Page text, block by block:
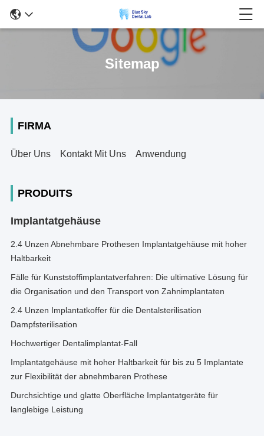
Sitemap
FIRMA
Über Uns Kontakt Mit Uns Anwendung
PRODUITS
Implantatgehäuse
2.4 Unzen Abnehmbare Prothesen Implantatgehäuse mit hoher
Haltbarkeit
Fälle für Kunststoffimplantatverfahren: Die ultimative Lösung für
die Organisation und den Transport von Zahnimplantaten
2.4 Unzen Implantatkoffer für die Dentalsterilisation
Dampfsterilisation
Hochwertiger Dentalimplantat-Fall
Implantatgehäuse mit hoher Haltbarkeit für bis zu 5 Implantate
zur Flexibilität der abnehmbaren Prothese
Durchsichtige und glatte Oberfläche Implantatgeräte für
langlebige Leistung